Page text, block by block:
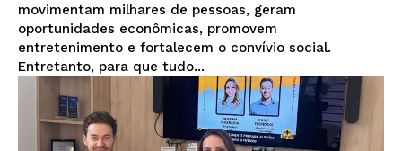
movimentam milhares de pessoas, geram
oportunidades econômicas, promovem
entretenimento e fortalecem o convívio social.
Entretanto, para que tudo...